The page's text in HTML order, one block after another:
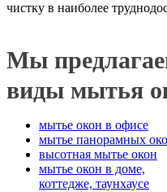
чистку в наиболее
Мы
виды мытья
мытье окон в офисе
мытье панорамных
высотная мытье окон
мытье окон в доме,
коттедже, таунхаусе